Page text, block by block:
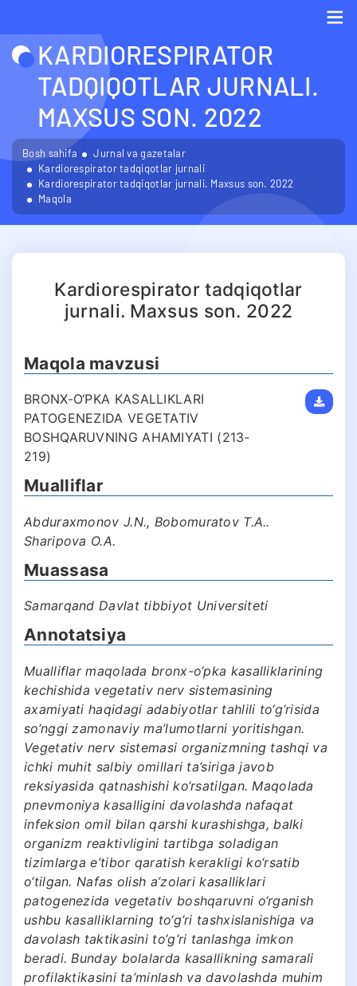
KARDIORESPIRATOR
TADQIQOTLAR JURNALI.
MAXSUS SON. 2022
Bosh sahifa
Jurnal va gazetalar
Kardiorespirator tadqiqotlar jurnali
Kardiorespirator tadqiqotlar jurnali. Maxsus son. 2022
Maqola
Kardiorespirator tadqiqotlar
jurnali. Maxsus son. 2022
Maqola mavzusi
BRONX-O‘PKA KASALLIKLARI
PATOGENEZIDA VEGETATIV
BOSHQARUVNING AHAMIYATI (213-
219)
Mualliflar
Abduraxmonov J.N., Bobomuratov T.A..
Sharipova O.A.
Muassasa
Samarqand Davlat tibbiyot Universiteti
Annotatsiya
Mualliflar maqolada bronx-o‘pka kasalliklarining
kechishida vegetativ nerv sistemasining
axamiyati haqidagi adabiyotlar tahlili to‘g‘risida
so‘nggi zamonaviy ma’lumotlarni yoritishgan.
Vegetativ nerv sistemasi organizmning tashqi va
ichki muhit salbiy omillari ta’siriga javob
reksiyasida qatnashishi ko‘rsatilgan. Maqolada
pnevmoniya kasalligini davolashda nafaqat
infeksion omil bilan qarshi kurashishga, balki
organizm reaktivligini tartibga soladigan
tizimlarga e’tibor qaratish kerakligi ko‘rsatib
o‘tilgan. Nafas olish a’zolari kasalliklari
patogenezida vegetativ boshqaruvni o‘rganish
ushbu kasalliklarning to‘g‘ri tashxislanishiga va
davolash taktikasini to‘g‘ri tanlashga imkon
beradi. Bunday bolalarda kasallikning samarali
profilaktikasini ta’minlash va davolashda muhim